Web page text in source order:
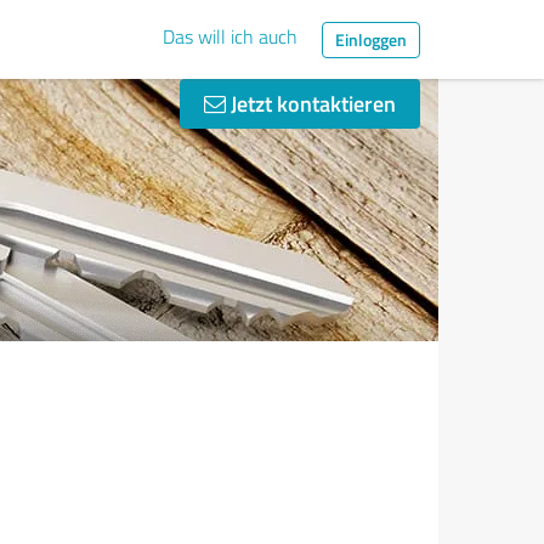
Das will ich auch Einloggen
Jetzt kontaktieren